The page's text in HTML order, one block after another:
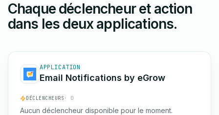
Chaque déclencheur et action
dans les deux applications.
APPLICATION
Email Notifications by eGrow
DÉCLENCHEURS · 0
Aucun déclencheur disponible pour le moment.